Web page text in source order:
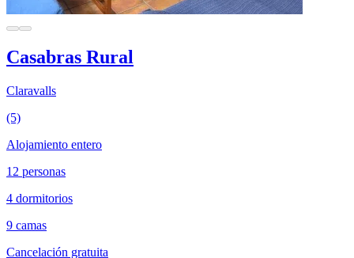
Casabras Rural
Claravalls
(5)
Alojamiento entero
12 personas
4 dormitorios
9 camas
Cancelación gratuita